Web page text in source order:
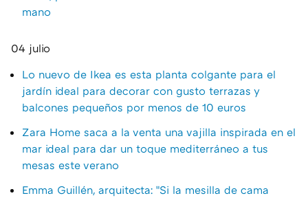
mano
04 julio
Lo nuevo de Ikea es esta planta colgante para el
jardín ideal para decorar con gusto terrazas y
balcones pequeños por menos de 10 euros
Zara Home saca a la venta una vajilla inspirada en el
mar ideal para dar un toque mediterráneo a tus
mesas este verano
Emma Guillén, arquitecta: "Si la mesilla de cama